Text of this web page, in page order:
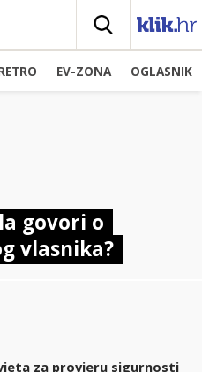
EV-ZONA OGLASNIK
govori o
vlasnika?
za provjeru sigurnosti